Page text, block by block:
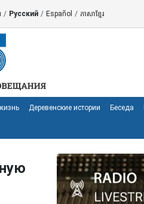
/ Русский / Español / ភាសាខ្មែរ
Деревенские истории Беседа